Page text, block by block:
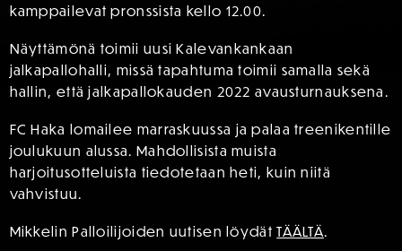
kamppailevat pronssista kello 12.00.
Näyttämönä toimii uusi Kalevankankaan
jalkapallohalli, missä tapahtuma toimii samalla sekä
hallin, että jalkapallokauden 2022 avausturnauksena.
FC Haka lomailee marraskuussa ja palaa treenikentille
joulukuun alussa. Mahdollisista muista
harjoitusotteluista tiedotetaan heti, kuin niitä
vahvistuu.
Mikkelin Palloilijoiden uutisen löydätTÄÄLTÄ.